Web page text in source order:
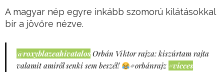
A magyar nép egyre inkább szomorú kilátásokkal
bír a jövőre nézve.
@roxyblazeahivatalos Orbán Viktor rajza: kiszúrtam rajta
valamit amiről senki sem beszél!
#orbánrajz #vicces